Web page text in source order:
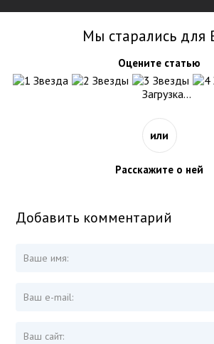
Мы старались для
Оцените статью
Загрузка...
или
Расскажите о ней
Добавить комментарий